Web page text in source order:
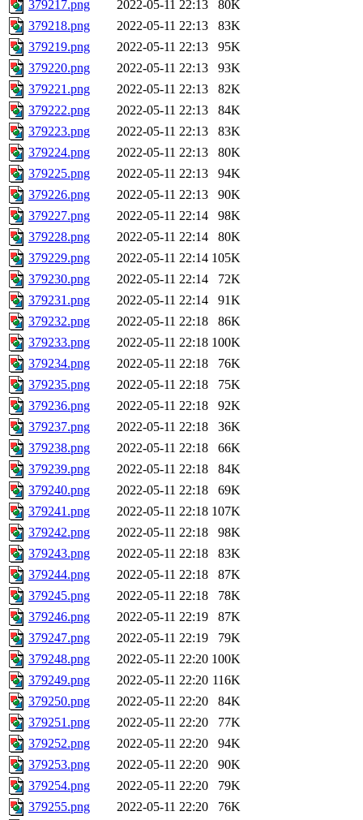
379217.png 2022-05-11 22:13
80K
379218.png
2022-05-11 22:13
83K
379219.png
2022-05-11 22:13
95K
379220.png
2022-05-11 22:13
93K
379221.png
2022-05-11 22:13
82K
379222.png
2022-05-11 22:13
84K
379223.png
2022-05-11 22:13
83K
379224.png
2022-05-11 22:13
80K
379225.png
2022-05-11 22:13
94K
379226.png
2022-05-11 22:13
90K
379227.png
2022-05-11 22:14
98K
379228.png
2022-05-11 22:14
80K
379229.png
2022-05-11 22:14 105K
379230.png
2022-05-11 22:14
72K
379231.png
2022-05-11 22:14
91K
379232.png
2022-05-11 22:18
86K
379233.png
2022-05-11 22:18 100K
379234.png
2022-05-11 22:18
76K
379235.png
2022-05-11 22:18
75K
379236.png
2022-05-11 22:18
92K
379237.png
2022-05-11 22:18
36K
379238.png
2022-05-11 22:18
66K
379239.png
2022-05-11 22:18
84K
379240.png
2022-05-11 22:18
69K
379241.png
2022-05-11 22:18 107K
379242.png
2022-05-11 22:18
98K
379243.png
2022-05-11 22:18
83K
379244.png
2022-05-11 22:18
87K
379245.png
2022-05-11 22:18
78K
379246.png
2022-05-11 22:19
87K
379247.png
2022-05-11 22:19
79K
379248.png
2022-05-11 22:20 100K
379249.png
2022-05-11 22:20 116K
379250.png
2022-05-11 22:20
84K
379251.png
2022-05-11 22:20
77K
379252.png
2022-05-11 22:20
94K
379253.png
2022-05-11 22:20
90K
379254.png
2022-05-11 22:20
79K
379255.png
2022-05-11 22:20
76K